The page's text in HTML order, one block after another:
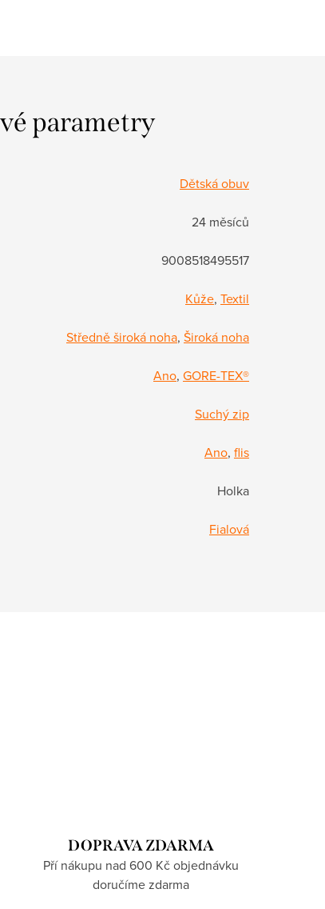
parametry
Dětská obuv
24 měsíců
9008518495517
Kůže, Textil
Středně široká noha, Široká noha
Ano, GORE-TEX®
Suchý zip
Ano, flis
Holka
Fialová
DOPRAVA ZDARMA
Pří nákupu nad 600 Kč objednávku
doručíme zdarma